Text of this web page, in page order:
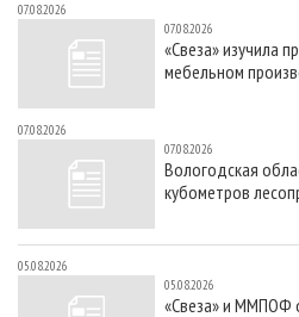
07.08.2026
07.08.2026
«Свеза» изучила
мебельном
07.08.2026
07.08.2026
Вологодская
кубометров
05.08.2026
05.08.2026
«Свеза» и ММПОФ